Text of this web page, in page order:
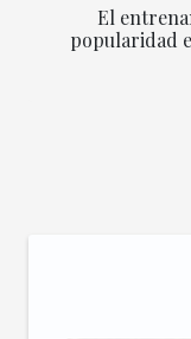
El
popularidad